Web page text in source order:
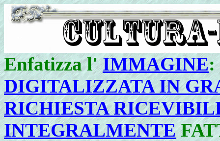
Enfatizza l'IMMAGINE:
DIGITALIZZATA IN
RICHIESTA
INTEGRALMENTE